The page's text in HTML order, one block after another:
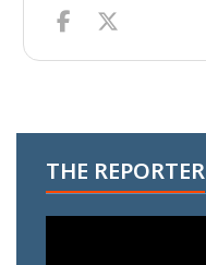
THE REPORTER